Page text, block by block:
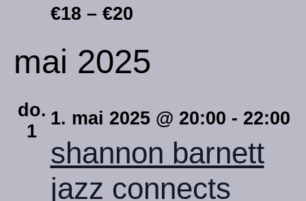
€18 – €20
mai 2025
do.
1
shannon barnett
jazz connects
1. mai 2025 @ 20:00 - 22:00